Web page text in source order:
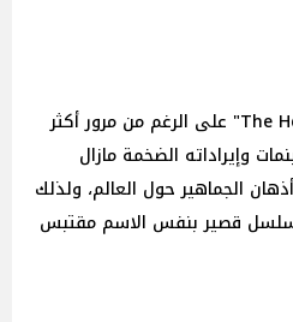
وبسبب شعبية فيلم" The Holiday" على الرغم من مرور أكثر
وإيراداته الضخمة مازال
الجماهير حول العالم، ولذلك
قصير بنفس الاسم مقتبس